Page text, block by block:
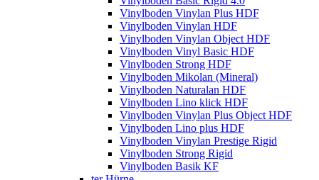
Vinylboden Vinylan Plus HDF
Vinylboden Vinylan HDF
Vinylboden Vinylan Object HDF
Vinylboden Vinyl Basic HDF
Vinylboden Strong HDF
Vinylboden Mikolan (Mineral)
Vinylboden Naturalan HDF
Vinylboden Lino klick HDF
Vinylboden Vinylan Plus Object HDF
Vinylboden Lino plus HDF
Vinylboden Vinylan Prestige Rigid
Vinylboden Strong Rigid
Vinylboden Basik KF